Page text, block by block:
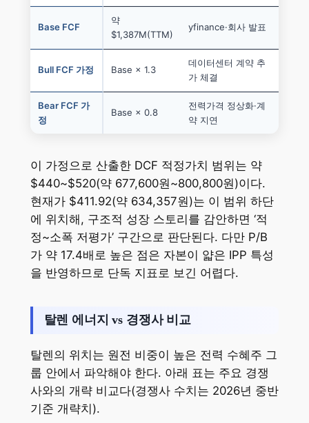
Base FCF
약
$1,387M(TTM)
yfinance·회사 발표
Bull FCF 가정 Base × 1.3
데이터센터 계약 추
가 체결
Bear FCF 가
정
Base × 0.8
전력가격 정상화·계
약 지연
이 가정으로 산출한 DCF 적정가치 범위는 약
$440~$520(약 677,600원~800,800원)이다.
현재가 $411.92(약 634,357원)는 이 범위 하단
에 위치해, 구조적 성장 스토리를 감안하면 ‘적
정~소폭 저평가’ 구간으로 판단된다. 다만 P/B
가 약 17.4배로 높은 점은 자본이 얇은 IPP 특성
을 반영하므로 단독 지표로 보긴 어렵다.
탈렌 에너지 vs 경쟁사 비교
탈렌의 위치는 원전 비중이 높은 전력 수혜주 그
룹 안에서 파악해야 한다. 아래 표는 주요 경쟁
사와의 개략 비교다(경쟁사 수치는 2026년 중반
기준 개략치).